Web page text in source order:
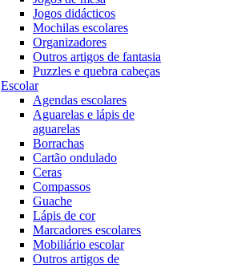
Jogos didácticos
Mochilas escolares
Organizadores
Outros artigos de fantasia
Puzzles e quebra cabeças
Escolar
Agendas escolares
Aguarelas e lápis de
aguarelas
Borrachas
Cartão ondulado
Ceras
Compassos
Guache
Lápis de cor
Marcadores escolares
Mobiliário escolar
Outros artigos de